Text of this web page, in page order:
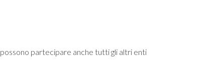
partecipare anche tutti gli altri enti